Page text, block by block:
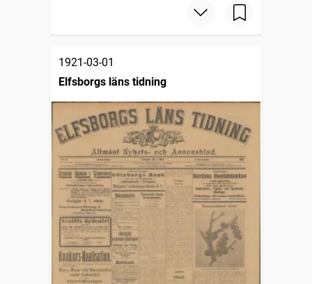
1921-03-01
Elfsborgs läns tidning